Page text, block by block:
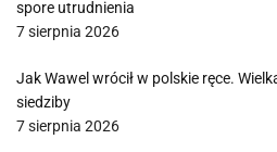
spore utrudnienia
7 sierpnia 2026
Jak Wawel wrócił w polskie ręce.
siedziby
7 sierpnia 2026